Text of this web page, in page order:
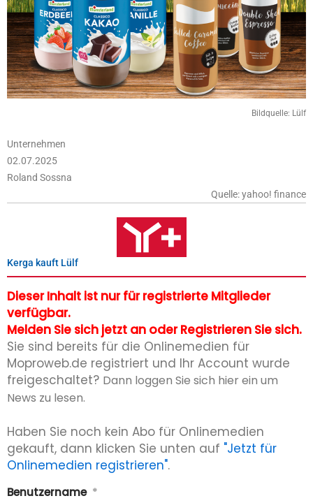
Bildquelle: Lülf
Unternehmen
02.07.2025
Roland Sossna
Quelle: yahoo! finance
Kerga kauft Lülf
Dieser Inhalt ist nur für registrierte Mitglieder
verfügbar.
Melden Sie sich jetzt an oder Registrieren Sie sich.
Sie sind bereits für die Onlinemedien für
Moproweb.de registriert und Ihr Account wurde
freigeschaltet? Dann loggen Sie sich hier ein um
News zu lesen.
Haben Sie noch kein Abo für Onlinemedien
gekauft, dann klicken Sie unten auf "Jetzt für
Onlinemedien registrieren".
Benutzername *